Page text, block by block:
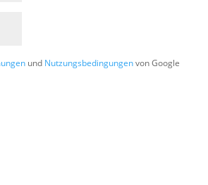
und Nutzungsbedingungenvon Google